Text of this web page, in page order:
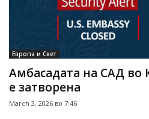
Европа и Свет
Амбасадата на САД во
е затворена
March 3, 2026 во 7:46